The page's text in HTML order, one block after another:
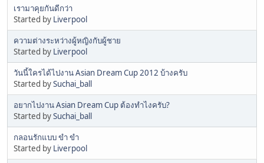
เรามาคุยกันดีกว่า
Started by Liverpool
ความต่างระหว่างผู้หญิงกับผู้ชาย
Started by Liverpool
วันนี้ใครได้ไปงาน Asian Dream Cup 2012 บ้างครับ
Started bySuchai_ball
อยากไปงาน Asian Dream Cup ต้องทำไงครับ?
Started bySuchai_ball
กลอนรักแบบ ขำ ขำ
Started by Liverpool